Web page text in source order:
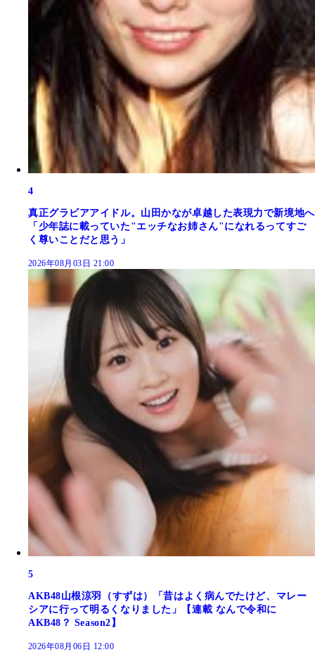
4
真正グラビアアイドル。山田かなが卓越した表現力で新境地へ
「少年誌に載っていた"エッチなお姉さん"になれるってすご
く尊いことだと思う」
2026年08月03日 21:00
5
AKB48山根涼羽（すずは）「昔はよく病んでたけど、マレー
シアに行って明るくなりました」【連載 なんで令和に
AKB48？ Season2】
2026年08月06日 12:00